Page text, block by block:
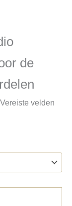
de
Vereiste velden